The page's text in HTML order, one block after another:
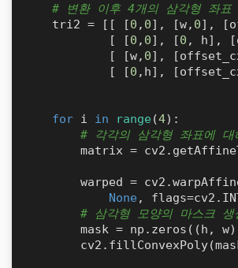
# 변환 이후 4개의 삼각형 좌표
    tri2 = [[ [
0 , 0], [w, 0],
            [ [
0 , 0], [0 , h],
            [ [w,
0],
            [ [
0 ,h],
for i in range (4):
# 각각의 삼각형 좌표에
matrix =
warped =
None,
# 삼각형 모양의 마스크 생
mask = np.zeros((h,